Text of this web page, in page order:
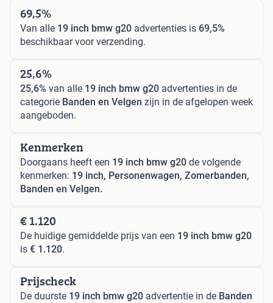
69,5%
Van alle 19 inch bmw g20 advertenties is 69,5%
beschikbaar voor verzending.
25,6%
25,6% van alle 19 inch bmw g20 advertenties in de
categorie Banden en Velgen zijn in de afgelopen week
aangeboden.
Kenmerken
Doorgaans heeft een 19 inch bmw g20 de volgende
kenmerken: 19 inch, Personenwagen, Zomerbanden,
Banden en Velgen.
€ 1.120
De huidige gemiddelde prijs van een 19 inch bmw g20
is € 1.120.
Prijscheck
De duurste 19 inch bmw g20 advertentie in de Banden